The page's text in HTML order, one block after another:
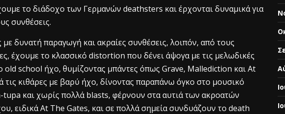
το διάδοχο των Γερμανών deathsters και έρχονται δυναμικά για
συνθέσεις.
δυνατή παραγωγή και ακραίες συνθέσεις, λοιπόν, από τους
έχουμε το κλασσικό distortion που δένει άψογα με τις μελωδικές
old school ήχο, θυμίζοντας μπάντες όπως Grave, Mallediction και At
τις κιθάρες με βαρύ ήχο, δίνοντας παραπάνω όγκο στο μουσικό
και χωρίς πολλά blasts, φέρνουν στα αυτιά των ακροατών
ειδικά At The Gates, και σε πολλά σημεία συνδυάζουν το death